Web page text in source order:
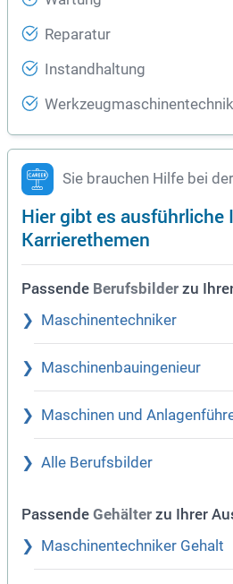
Reparatur
Instandhaltung
Werkzeugmaschinentechnik
Sie brauchen Hilfe bei
Hier gibt es ausführliche
Karrierethemen
Passende Berufsbilder zu
Maschinentechniker
Maschinenbauingenieur
Maschinen und
Alle Berufsbilder
Passende Gehälter zu Ihrer
Maschinentechniker Gehalt